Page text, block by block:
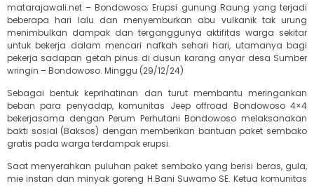
matarajawali.net – Bondowoso; Erupsi gunung Raung yang terjadi
beberapa hari lalu dan menyemburkan abu vulkanik tak urung
menimbulkan dampak dan terganggunya aktifitas warga sekitar
untuk bekerja dalam mencari nafkah sehari hari, utamanya bagi
pekerja sadapan getah pinus di dusun karang anyar desa Sumber
wringin – Bondowoso. Minggu (29/12/24)
Sebagai bentuk keprihatinan dan turut membantu meringankan
beban para penyadap, komunitas Jeep offroad Bondowoso 4×4
bekerjasama dengan Perum Perhutani Bondowoso melaksanakan
bakti sosial (Baksos) dengan memberikan bantuan paket sembako
gratis pada warga terdampak erupsi.
Saat menyerahkan puluhan paket sembako yang berisi beras, gula,
mie instan dan minyak goreng H.Bani Suwarno SE. Ketua komunitas